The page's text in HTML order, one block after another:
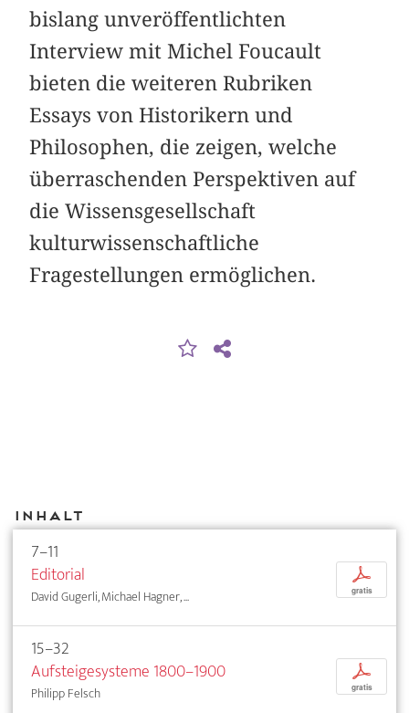
bislang unveröffentlichten
Interview mit Michel Foucault
bieten die weiteren Rubriken
Essays von Historikern und
Philosophen, die zeigen, welche
überraschenden Perspektiven auf
die Wissensgesellschaft
kulturwissenschaftliche
Fragestellungen ermöglichen.
Inhalt
7–11
Editorial
David Gugerli, Michael Hagner, ...
p
gratis
15–32
Aufsteigesysteme 1800–1900
Philipp Felsch
p
gratis